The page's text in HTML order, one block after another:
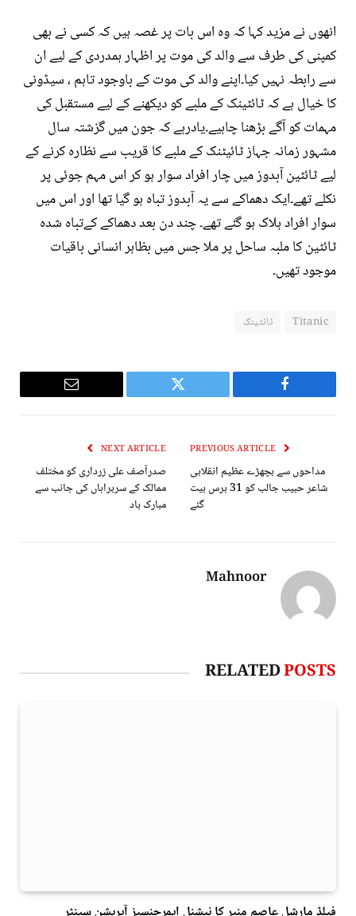
انھوں نے مزید کہا کہ وہ اس بات پر غصہ ہیں کہ کسی نے بھی
کمپنی کی طرف سے والد کی موت پر اظہار ہمدردی کے لیے ان
سے رابطہ نہیں کیا۔اپنے والد کی موت کے باوجود تاہم ، سیڈونی
کا خیال ہے کہ ٹائٹینک کے ملبے کو دیکھنے کے لیے مستقبل کی
مہمات کو آگے بڑھنا چاہیے۔یادرہے کہ جون میں گزشتہ سال
مشہور زمانہ جہاز ٹائیٹنک کے ملبے کا قریب سے نظارہ کرنے کے
لیے ٹائٹین آبدوز میں چار افراد سوار ہو کر اس مہم جوئی پر
نکلے تھے۔ایک دھماکے سے یہ آبدوز تباہ ہو گیا تھا اور اس میں
سوار افراد ہلاک ہو گئے تھے۔ چند دن بعد دھماکے کےتباہ شدہ
ٹائٹین کا ملبہ ساحل پر ملا جس میں بظاہر انسانی باقیات
موجود تھیں۔
Titanic ٹائٹینک
Facebook
Twitter
Email
مداحوں سے بچھڑے عظیم انقلابی
شاعر حبیب جالب کو 31 برس بیت
گئے
NEXT ARTICLE
صدرآصف علی زرداری کو مختلف
ممالک کے سربراہاں کی جانب سے
مبارک باد
Mahnoor
RELATEDPOSTS